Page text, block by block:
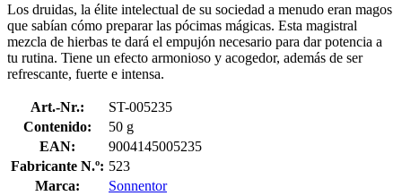
Los druidas, la élite intelectual de su sociedad a menudo eran magos
que sabían cómo preparar las pócimas mágicas. Esta magistral
mezcla de hierbas te dará el empujón necesario para dar potencia a
tu rutina. Tiene un efecto armonioso y acogedor, además de ser
refrescante, fuerte e intensa.
Art.-Nr.:
ST-005235
Contenido:
50 g
EAN:
9004145005235
Fabricante N.º: 523
Marca:
Sonnentor